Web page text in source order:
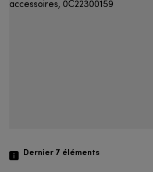
Dernier 7 éléments